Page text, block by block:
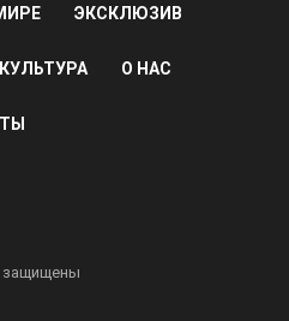
ЭКСКЛЮЗИВ
КУЛЬТУРА О НАС
защищены